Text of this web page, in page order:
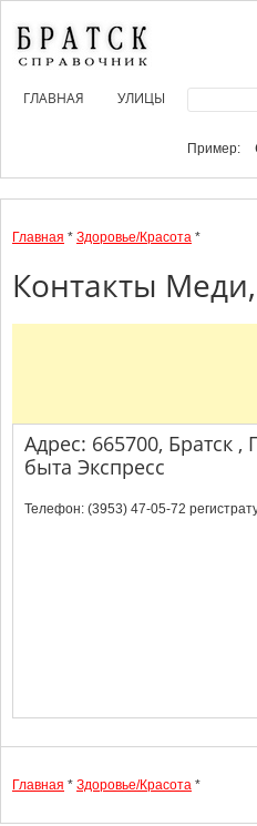
ГЛАВНАЯ УЛИЦЫ
Пример:
Главная * Здоровье/Красота *
Контакты
Адрес: 665700, Братск ,
быта Экспресс
Телефон: (3953) 47-05-72
Главная * Здоровье/Красота *